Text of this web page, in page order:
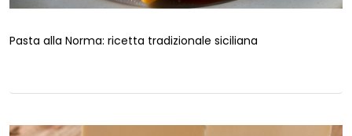
Pasta alla Norma: ricetta tradizionale siciliana